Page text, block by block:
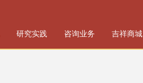
研究实践 咨询业务 吉祥商城